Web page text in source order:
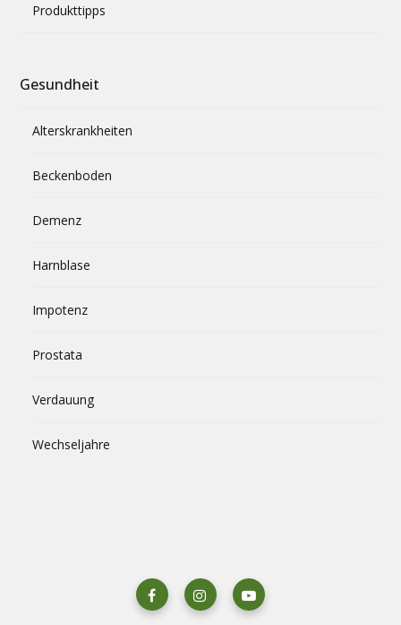
Produkttipps
Gesundheit
Alterskrankheiten
Beckenboden
Demenz
Harnblase
Impotenz
Prostata
Verdauung
Wechseljahre